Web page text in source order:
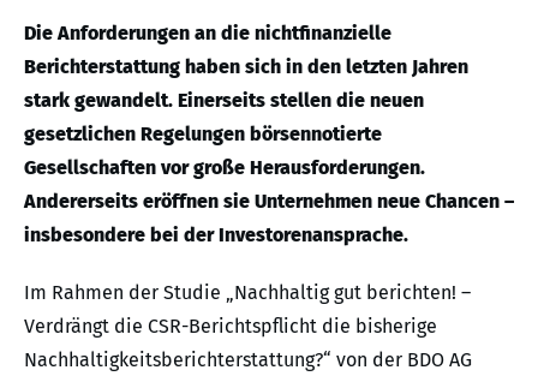
Die Anforderungen an die nichtfinanzielle
Berichterstattung haben sich in den letzten Jahren
stark gewandelt. Einerseits stellen die neuen
gesetzlichen Regelungen börsennotierte
Gesellschaften vor große Herausforderungen.
Andererseits eröffnen sie Unternehmen neue Chancen –
insbesondere bei der Investorenansprache.
Im Rahmen der Studie „Nachhaltig gut berichten! –
Verdrängt die CSR-Berichtspflicht die bisherige
Nachhaltigkeitsberichterstattung?“ von der BDO AG